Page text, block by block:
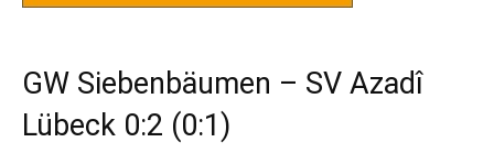
GW Siebenbäumen – SV Azadî
Lübeck 0:2 (0:1)